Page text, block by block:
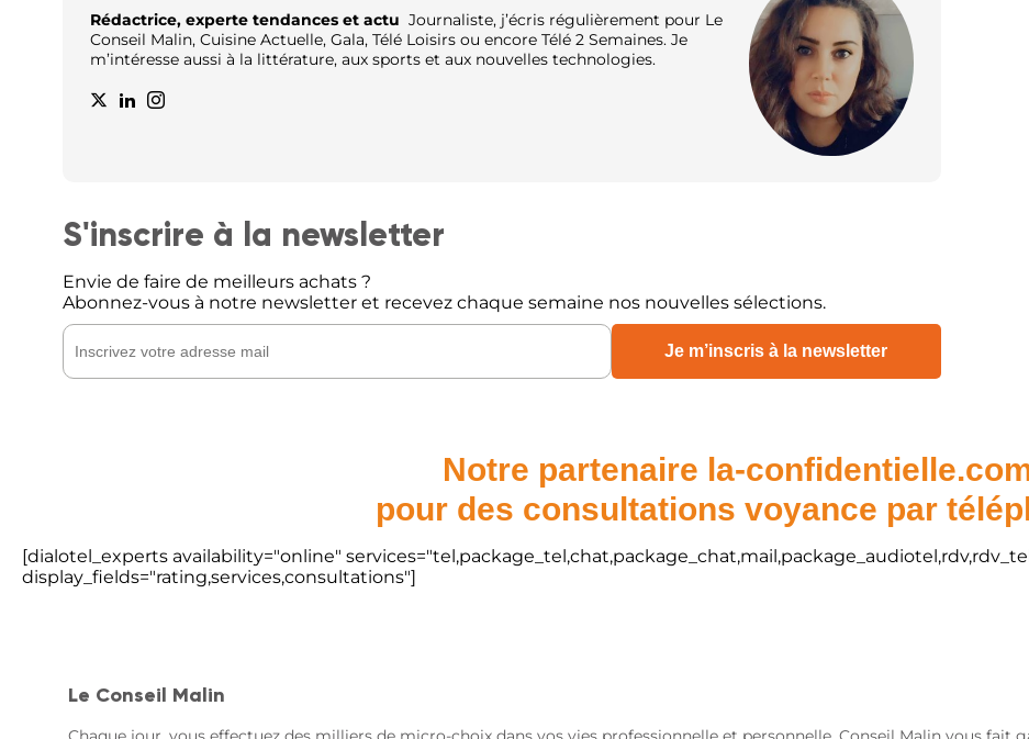
Rédactrice, experte tendances et actu Journaliste, j’écris régulièrement pour Le
Conseil Malin, Cuisine Actuelle, Gala, Télé Loisirs ou encore Télé 2 Semaines. Je
m’intéresse aussi à la littérature, aux sports et aux nouvelles technologies.
S'inscrire à la newsletter
Envie de faire de meilleurs achats ?
Abonnez-vous à notre newsletter et recevez chaque semaine nos nouvelles sélections.
Notre partenaire la-
pour des consultations voyance par
[dialotel_experts availability="online"
display_fields="rating,services,consultations"]
Le Conseil Malin